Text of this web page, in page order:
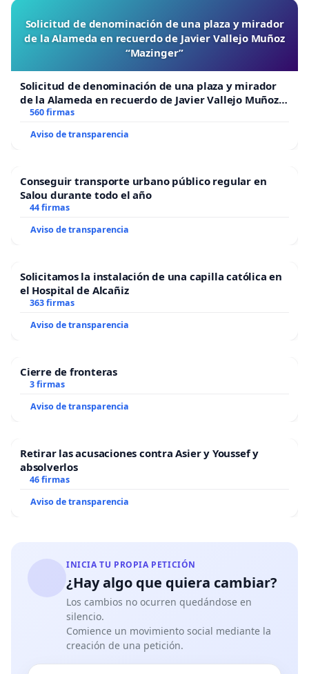
Solicitud de denominación de una plaza y mirador
de la Alameda en recuerdo de Javier Vallejo Muñoz
“Mazinger”
Solicitud de denominación de una plaza y mirador
de la Alameda en recuerdo de Javier Vallejo Muñoz
“Mazinger”
560 firmas
Aviso de transparencia
Conseguir transporte urbano público regular en
Salou durante todo el año
44 firmas
Aviso de transparencia
Solicitamos la instalación de una capilla católica en
el Hospital de Alcañiz
363 firmas
Aviso de transparencia
Cierre de fronteras
3 firmas
Aviso de transparencia
Retirar las acusaciones contra Asier y Youssef y
absolverlos
46 firmas
Aviso de transparencia
INICIA TU PROPIA PETICIÓN
¿Hay algo que quiera cambiar?
Los cambios no ocurren quedándose en
silencio.
Comience un movimiento social mediante la
creación de una petición.